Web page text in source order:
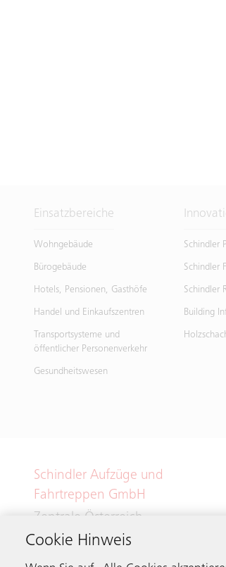
Einsatzbereiche
Wohngebäude
Bürogebäude
Hotels, Pensionen, Gasthöfe
Handel und Einkaufszentren
Transportsysteme und
öffentlicher Personenverkehr
Gesundheitswesen
Schindler
Schindler
Schindler
Building
Schindler Aufzüge und
Fahrtreppen GmbH
Zentrale Österreich
Cookie Hinweis